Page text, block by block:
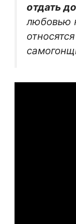
отдать
любовью